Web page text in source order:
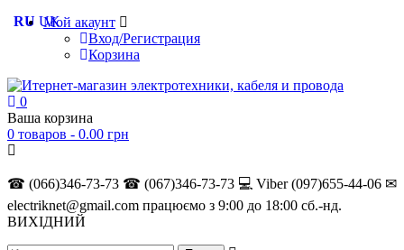
Мой акаунт
Вход/Регистрация
Корзина
0
Ваша корзина
0 товаров - 0.00 грн
☎ (066)346-73-73 ☎ (067)346-73-73 💻 Viber (097)655-44-06 ✉
electriknet@gmail.com працюємо з 9:00 до 18:00 сб.-нд.
ВИХІДНИЙ
RU UK